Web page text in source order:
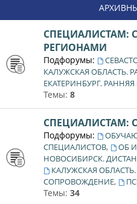
СПЕЦИАЛИСТАМ:
РЕГИОНАМИ
Подфорумы:
КАЛУЖСКАЯ ОБЛАСТЬ.
ЕКАТЕРИНБУРГ.
Темы: 8
СПЕЦИАЛИСТАМ:
Подфорумы:
СПЕЦИАЛИСТОВ, ОБ
НОВОСИБИРСК.
КАЛУЖСКАЯ
СОПРОВОЖДЕНИЕ,
Темы: 34